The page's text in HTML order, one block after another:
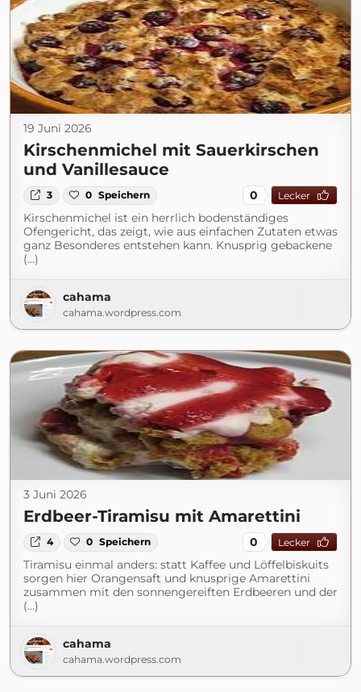
19 Juni 2026
Kirschenmichel mit Sauerkirschen
und Vanillesauce
3 0 Speichern 0 Lecker
Kirschenmichel ist ein herrlich bodenständiges
Ofengericht, das zeigt, wie aus einfachen Zutaten etwas
ganz Besonderes entstehen kann. Knusprig gebackene
(...)
cahama
cahama.wordpress.com
3 Juni 2026
Erdbeer-Tiramisu mit Amarettini
4 0 Speichern 0 Lecker
Tiramisu einmal anders: statt Kaffee und Löffelbiskuits
sorgen hier Orangensaft und knusprige Amarettini
zusammen mit den sonnengereiften Erdbeeren und der
(...)
cahama
cahama.wordpress.com